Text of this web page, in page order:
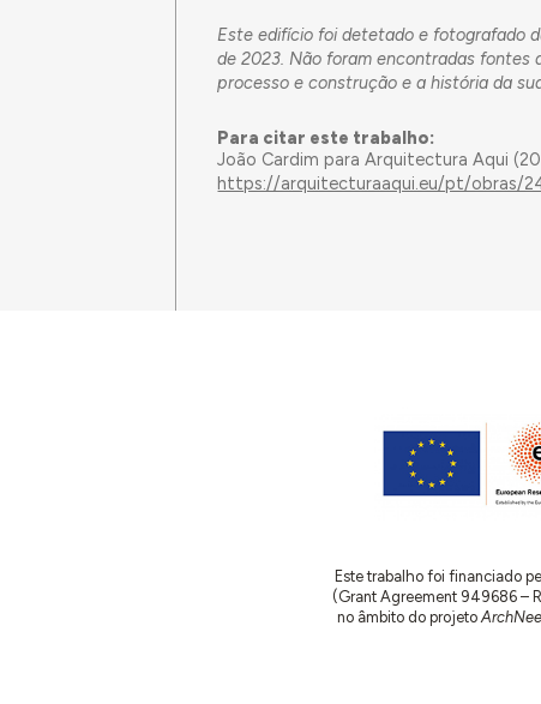
Este edifício foi detetado e fotografado
de 2023. Não foram encontradas fontes
processo e construção e a história da
Para citar este trabalho:
João Cardim para Arquitectura Aqui
https://arquitecturaaqui.eu/pt/obras/
Este trabalho foi financiado
(Grant Agreement 949686 –
no âmbito do projeto